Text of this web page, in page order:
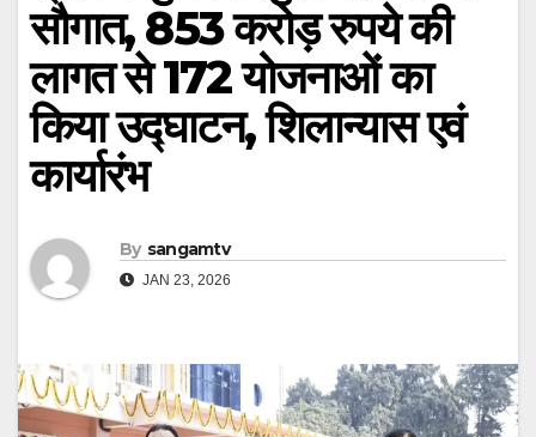
सौगात, 853 करोड़ रुपये की
लागत से 172 योजनाओं का
किया उद्घाटन, शिलान्यास एवं
कार्यारंभ
By sangamtv
JAN 23, 2026